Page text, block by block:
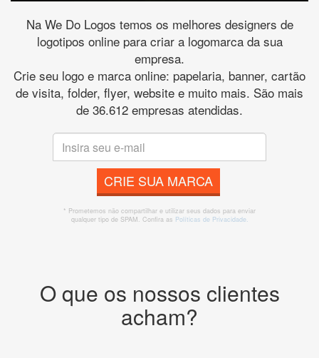
Na We Do Logos temos os melhores designers de
logotipos online para criar a logomarca da sua
empresa.
Crie seu logo e marca online: papelaria, banner, cartão
de visita, folder, flyer, website e muito mais. São mais
de 36.612 empresas atendidas.
CRIE SUA MARCA
* Prometemos não compartilhar e utilizar seus dados para enviar
qualquer tipo de SPAM. Confira as Políticas de Privacidade.
O que os nossos clientes
acham?